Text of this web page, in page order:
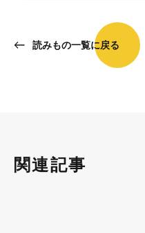
読みもの一覧に戻る
関連記事